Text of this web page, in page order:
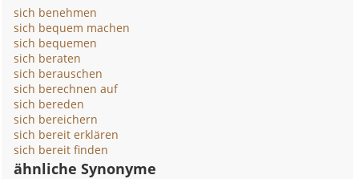
sich benehmen
sich bequem machen
sich bequemen
sich beraten
sich berauschen
sich berechnen auf
sich bereden
sich bereichern
sich bereit erklären
sich bereit finden
ähnliche Synonyme